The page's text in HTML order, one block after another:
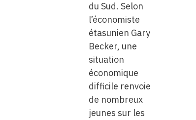
du Sud. Selon
l’économiste
étasunien Gary
Becker, une
situation
économique
difficile renvoie
de nombreux
jeunes sur les